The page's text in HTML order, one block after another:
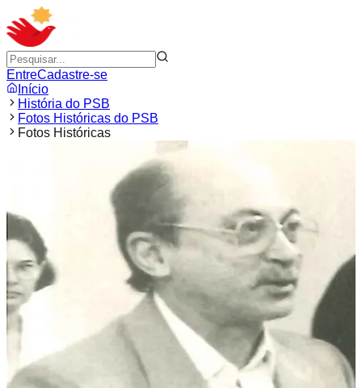
EntreCadastre-se
Início
História do PSB
Fotos Históricas do PSB
Fotos Históricas